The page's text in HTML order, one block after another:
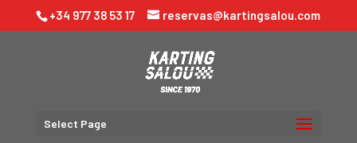
+34 977 38 53 17 reservas@kartingsalou.com
Select Page